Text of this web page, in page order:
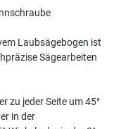
Laubsägebogen ist
Sägearbeiten
zu jeder Seite um 45°
in der